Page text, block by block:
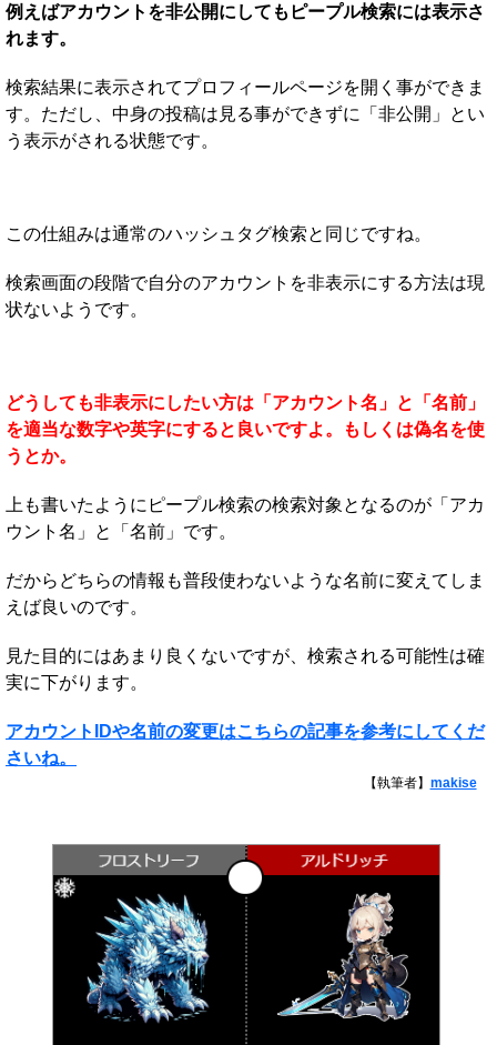
例えばアカウントを非公開にしてもピープル検索には表示さ
れます。
検索結果に表示されてプロフィールページを開く事ができま
す。ただし、中身の投稿は見る事ができずに「非公開」とい
う表示がされる状態です。
この仕組みは通常のハッシュタグ検索と同じですね。
検索画面の段階で自分のアカウントを非表示にする方法は現
状ないようです。
どうしても非表示にしたい方は「アカウント名」と「名前」
を適当な数字や英字にすると良いですよ。もしくは偽名を使
うとか。
上も書いたようにピープル検索の検索対象となるのが「アカ
ウント名」と「名前」です。
だからどちらの情報も普段使わないような名前に変えてしま
えば良いのです。
見た目的にはあまり良くないですが、検索される可能性は確
実に下がります。
アカウントIDや名前の変更はこちらの記事を参考にしてくだ
さいね。
【執筆者】 makise